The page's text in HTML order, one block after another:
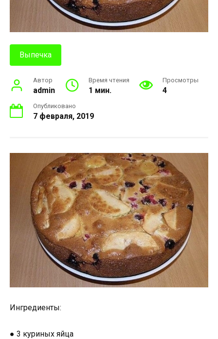
Выпечка
Автор
admin
Время чтения
1 мин.
Просмотры
4
Опубликовано
7 февраля, 2019
Ингредиенты:
● 3 куриных яйца